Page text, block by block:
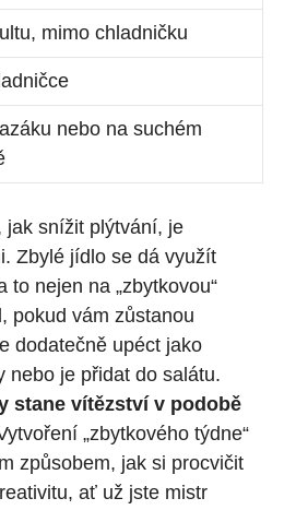
mimo chladničku
nebo na suchém
jak snížit plýtvání, je
Zbylé jídlo se dá využít
to nejen na „zbytkovou“
pokud vám zůstanou
dodatečně upéct jako
nebo je přidat do salátu.
stane vítězství v podobě
„zbytkového týdne“
způsobem, jak si procvičit
ať už jste mistr